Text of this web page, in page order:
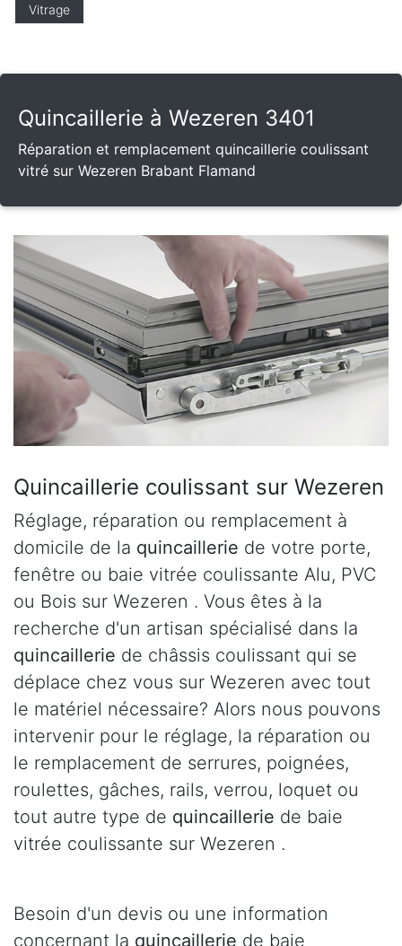
Vitrage
Quincaillerie à Wezeren 3401
Réparation et remplacement quincaillerie coulissant
vitré sur Wezeren Brabant Flamand
Quincaillerie coulissant sur Wezeren
Réglage, réparation ou remplacement à
domicile de la quincaillerie de votre porte,
fenêtre ou baie vitrée coulissante Alu, PVC
ou Bois sur Wezeren . Vous êtes à la
recherche d'un artisan spécialisé dans la
quincaillerie de châssis coulissant qui se
déplace chez vous sur Wezeren avec tout
le matériel nécessaire? Alors nous pouvons
intervenir pour le réglage, la réparation ou
le remplacement de serrures, poignées,
roulettes, gâches, rails, verrou, loquet ou
tout autre type de quincaillerie de baie
vitrée coulissante sur Wezeren .
Besoin d'un devis ou une information
concernant la quincaillerie de baie